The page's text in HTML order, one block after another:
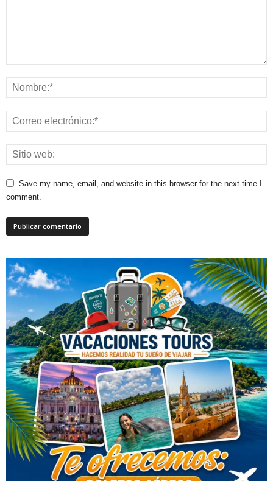
Save my name, email, and website in this browser for the next time I
comment.